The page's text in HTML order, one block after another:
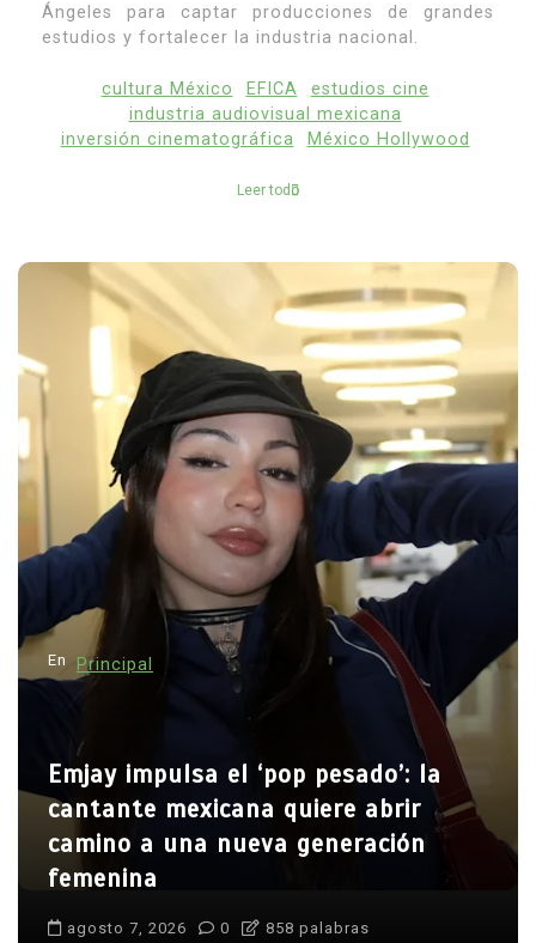
Ángeles para captar producciones de grandes
estudios y fortalecer la industria nacional.
cultura México EFICA
estudios cine
industria audiovisual mexicana
inversión cinematográfica
México Hollywood
Leer todo
En Principal
Emjay impulsa el ‘pop pesado’: la
cantante mexicana quiere abrir
camino a una nueva generación
femenina
agosto 7, 2026 0 858 palabras